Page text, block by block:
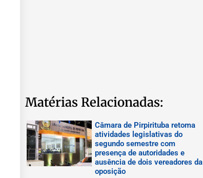
Matérias Relacionadas:
Câmara de Pirpirituba retoma
atividades legislativas do
segundo semestre com
presença de autoridades e
ausência de dois vereadores da
oposição